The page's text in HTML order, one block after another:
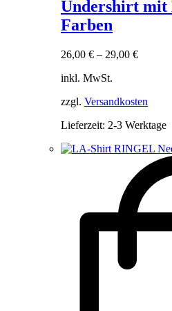
Undershirt mit
Farben
26,00 € – 29,00 €
inkl. MwSt.
zzgl. Versandkosten
Lieferzeit: 2-3 Werktage